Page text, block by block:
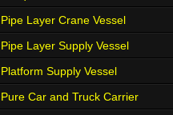
Pipe Layer Crane Vessel
Pipe Layer Supply Vessel
Platform Supply Vessel
Pure Car and Truck Carrier